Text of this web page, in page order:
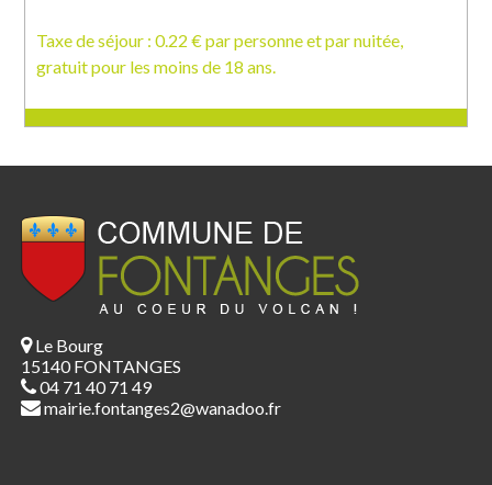
Taxe de séjour : 0.22 € par personne et par nuitée,
gratuit pour les moins de 18 ans.
Le Bourg
15140 FONTANGES
04 71 40 71 49
mairie.fontanges2@wanadoo.fr